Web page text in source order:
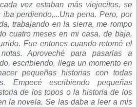
vez estaban más viejecitos, se
iba perdiendo,...Una pena.Pero, por
trabajando en la sierra, me rompo
cuatro meses en mi casa, de baja,
Fue entones cuando retomé el
Aproveché para pasarlas a
escribiendo, llega un momento en
pequeñas historias con todas
Empecé escribiendo pequeñas
de los topos o la historia de los
la novela. Se las daba a leer a mis